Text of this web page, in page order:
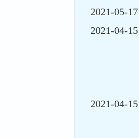
2021-05-17
2021-04-15
2021-04-15